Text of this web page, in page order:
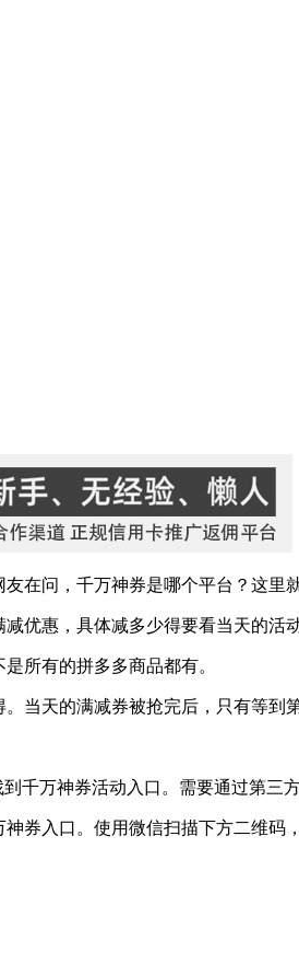
在问，千万神券是哪个平台？这里
优惠，具体减多少得要看当天的活
所有的拼多多商品都有。
当天的满减券被抢完后，只有等到
千万神券活动入口。需要通过第三
券入口。使用微信扫描下方二维码